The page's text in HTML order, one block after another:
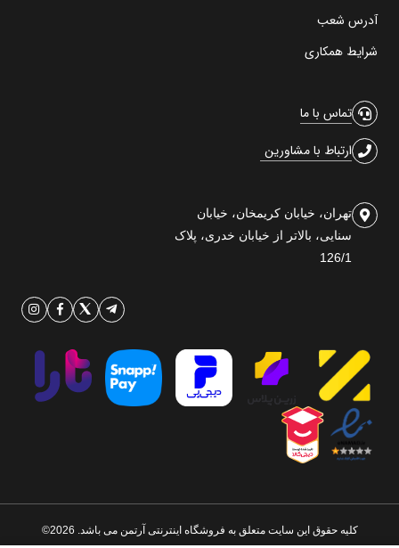
آدرس شعب
شرایط همکاری
تماس با ما
ارتباط با مشاورین
تهران، خیابان کریمخان، خیابان
سنایی، بالاتر از خیابان خدری، پلاک
126/1
کلیه حقوق این سایت متعلق به فروشگاه اینترنتی آرتمن می باشد. 2026©